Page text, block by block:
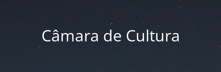
Câmara de Cultura